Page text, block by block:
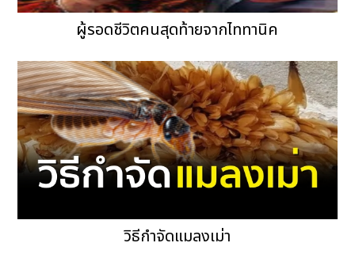
ผู้รอดชีวิตคนสุดท้ายจากไททานิค
วิธีกำจัดแมลงเม่า